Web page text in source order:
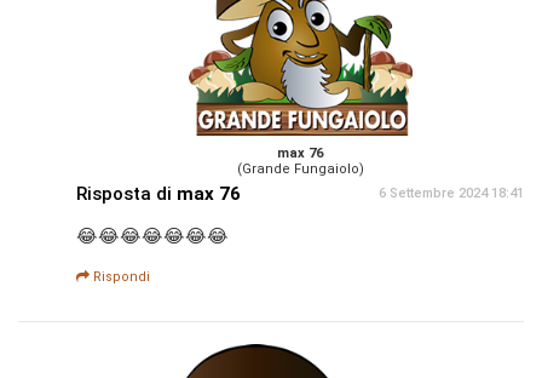
max 76
(Grande Fungaiolo)
Risposta di max 76 6 Settembre 2024 18:41
😂😂😂😂😂😂😂
Rispondi